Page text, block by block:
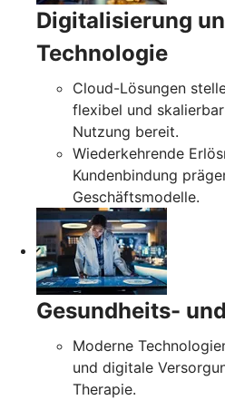
Digitalisierung
Technologie
Cloud-Lösungen
flexibel und
Nutzung bereit.
Wiederkehrende
Kundenbindung
Geschäftsmodelle.
Gesundheits-
Moderne
und digitale
Therapie.